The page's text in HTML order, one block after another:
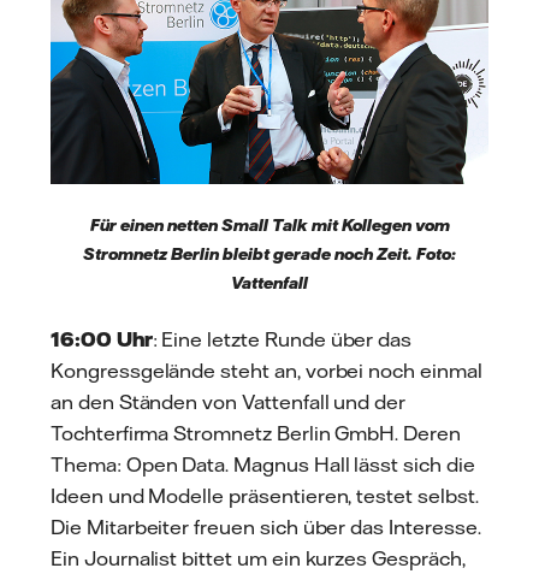
Für einen netten Small Talk mit Kollegen vom
Stromnetz Berlin bleibt gerade noch Zeit. Foto:
Vattenfall
16:00 Uhr: Eine letzte Runde über das
Kongressgelände steht an, vorbei noch einmal
an den Ständen von Vattenfall und der
Tochterfirma Stromnetz Berlin GmbH. Deren
Thema: Open Data. Magnus Hall lässt sich die
Ideen und Modelle präsentieren, testet selbst.
Die Mitarbeiter freuen sich über das Interesse.
Ein Journalist bittet um ein kurzes Gespräch,